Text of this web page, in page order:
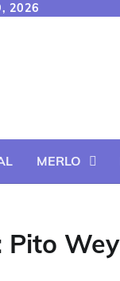
2026
MERLO
Pito Wey